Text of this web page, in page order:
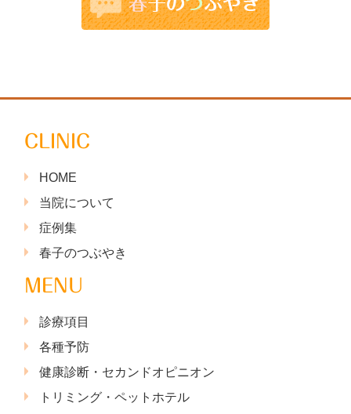
CLINIC
HOME
当院について
症例集
春子のつぶやき
MENU
診療項目
各種予防
健康診断・セカンドオピニオン
トリミング・ペットホテル